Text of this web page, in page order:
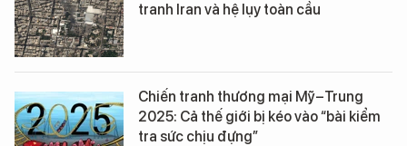
tranh Iran và hệ lụy toàn cầu
Chiến tranh thương mại Mỹ–Trung
2025: Cả thế giới bị kéo vào “bài kiểm
tra sức chịu đựng”